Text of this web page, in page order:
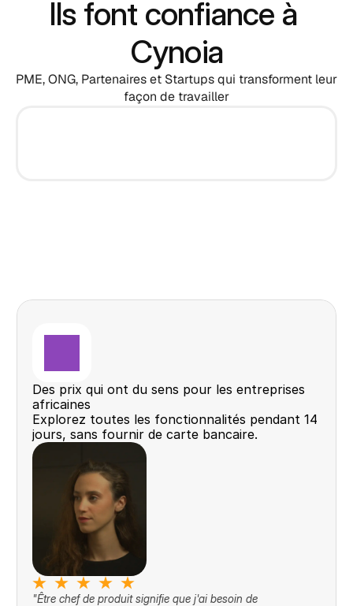
Ils font confiance à
Cynoia
PME, ONG, Partenaires et Startups qui transforment leur
façon de travailler
Des prix qui ont du sens pour les entreprises
africaines
Explorez toutes les fonctionnalités pendant 14
jours, sans fournir de carte bancaire.
"Être chef de produit signifie que j'ai besoin de